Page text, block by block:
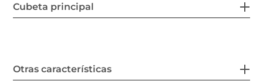
Cubeta principal
Otras características